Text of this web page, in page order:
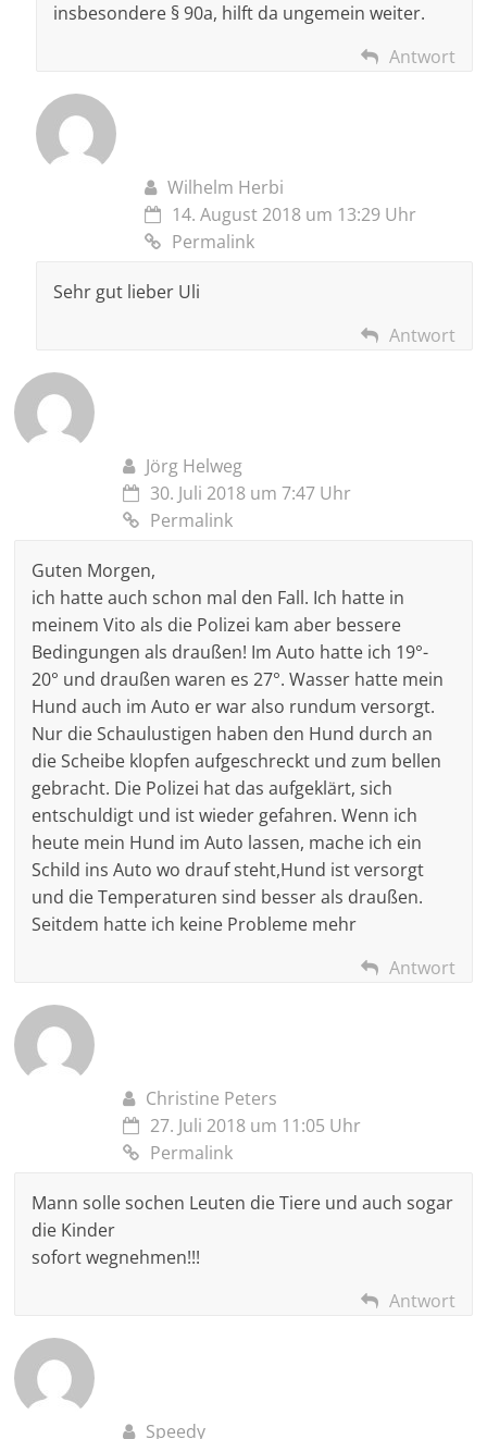
insbesondere § 90a, hilft da ungemein weiter.
Antwort
Wilhelm Herbi
14. August 2018 um 13:29 Uhr
Permalink
Sehr gut lieber Uli
Antwort
Jörg Helweg
30. Juli 2018 um 7:47 Uhr
Permalink
Guten Morgen,
ich hatte auch schon mal den Fall. Ich hatte in
meinem Vito als die Polizei kam aber bessere
Bedingungen als draußen! Im Auto hatte ich 19°-
20° und draußen waren es 27°. Wasser hatte mein
Hund auch im Auto er war also rundum versorgt.
Nur die Schaulustigen haben den Hund durch an
die Scheibe klopfen aufgeschreckt und zum bellen
gebracht. Die Polizei hat das aufgeklärt, sich
entschuldigt und ist wieder gefahren. Wenn ich
heute mein Hund im Auto lassen, mache ich ein
Schild ins Auto wo drauf steht,Hund ist versorgt
und die Temperaturen sind besser als draußen.
Seitdem hatte ich keine Probleme mehr
Antwort
Christine Peters
27. Juli 2018 um 11:05 Uhr
Permalink
Mann solle sochen Leuten die Tiere und auch sogar
die Kinder
sofort wegnehmen!!!
Antwort
Speedy